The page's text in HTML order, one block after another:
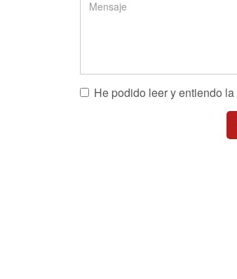
*
He podido leer y entiendo la